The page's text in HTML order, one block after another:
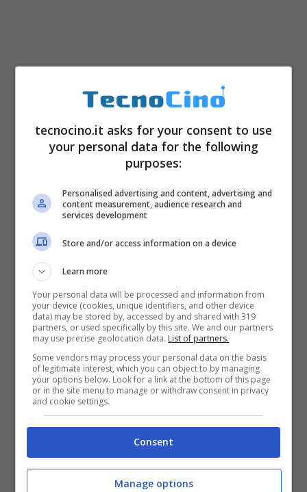
Questa breve clip è stata realizzata dai tipi di
gli effetti speciali anche dei Pirati dei Caraibi
(vedi foto sotto). Con milioni di dollari di
possono fare proprio di tutto, grandissimi!
tecnocino.it asks for your consent to use
your personal data for the following
purposes:
Personalised advertising and content, advertising and
content measurement, audience research and
services development
Store and/or access information on a device
Learn more
Your personal data will be processed and information from
your device (cookies, unique identifiers, and other device
data) may be stored by, accessed by and shared with 319
partners, or used specifically by this site. We and our partners
may use precise geolocation data. List of partners.
Some vendors may process your personal data on the basis
of legitimate interest, which you can object to by managing
your options below. Look for a link at the bottom of this page
or in the site menu to manage or withdraw consent in privacy
and cookie settings.
Consent
Manage options